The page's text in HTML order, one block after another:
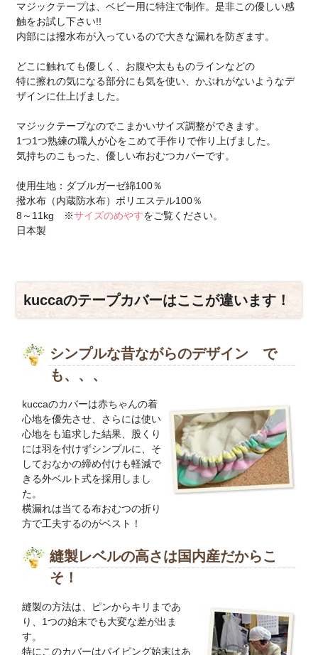
マジックテープは、ベビー用に特注で制作。是非この優しい感
触をお試し下さい!!
内部には撥水布が入っているので大きな漏れを防ぎます。
どこに触れても優しく、お腹や太もものラインなどの
特に擦れの気になる部分にも気を使い、かぶれがないようなデ
ザインに仕上げました。
マジックテープなのでこまかいサイズ調整ができます。
1つ1つ熟練の職人が心をこめて手作りで作り上げました。
気持ちのこもった、優しい布おむつカバーです。
使用生地：ダブルガーゼ綿100％
撥水布（内蔵防水布）ポリエステル100％
8～11kg ※サイズのめやすをご覧ください。
日本製
kuccaのテープカバーはここが違います！
シンプルな昔ながらのデザイン で
も、、、
kuccaのカバーは赤ちゃんの着
心地を優先させ、さらには使い
心地をも追求した結果、股くり
には羽を付けずシンプルに、そ
しておなかの締め付けも軽減で
きる外ベルト式を採用しまし
た。
横漏れは当てる布おむつの折り
方で工夫するのがベスト！
縫製レベルの高さは国内産だからこ
そ！
縫製の方法は、ピンからキリまであ
り、1つの始末でも大変な差が出ま
す。
特にこのカバーはパイピング始末はあ